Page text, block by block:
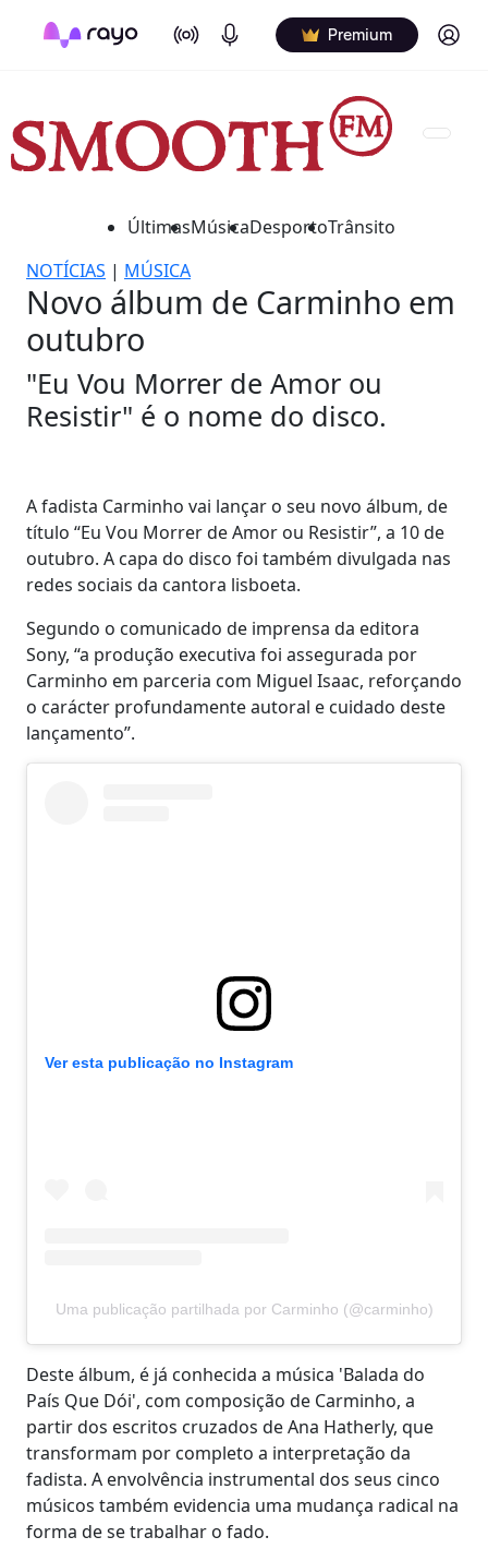
On Air Podcasts Premium Log in
ÚltimasMúsicaDesportoTrânsito
NOTÍCIAS | MÚSICA
Novo álbum de Carminho em
outubro
"Eu Vou Morrer de Amor ou
Resistir" é o nome do disco.
A fadista Carminho vai lançar o seu novo álbum, de
título “Eu Vou Morrer de Amor ou Resistir”, a 10 de
outubro. A capa do disco foi também divulgada nas
redes sociais da cantora lisboeta.
Segundo o comunicado de imprensa da editora
Sony, “a produção executiva foi assegurada por
Carminho em parceria com Miguel Isaac, reforçando
o carácter profundamente autoral e cuidado deste
lançamento”.
Ver esta publicação no Instagram
Uma publicação partilhada por Carminho (@carminho)
Deste álbum, é já conhecida a música 'Balada do
País Que Dói', com composição de Carminho, a
partir dos escritos cruzados de Ana Hatherly, que
transformam por completo a interpretação da
fadista. A envolvência instrumental dos seus cinco
músicos também evidencia uma mudança radical na
forma de se trabalhar o fado.